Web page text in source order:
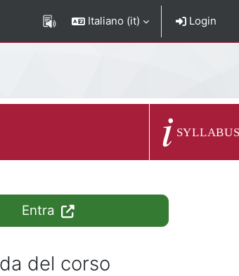
Italiano ‎(it)‎ Login
Descrizione del
SYLLABUS
Entra
del corso